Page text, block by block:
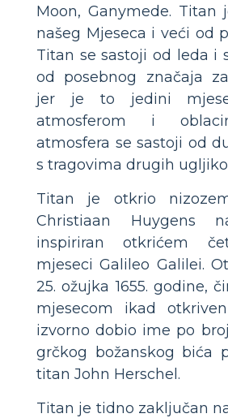
Moon, Ganymede. Titan
našeg Mjeseca i veći od
Titan se sastoji od leda i
od posebnog značaja
jer je to jedini
atmosferom i
atmosfera se sastoji od
s tragovima drugih
Titan je otkrio
Christiaan Huygens
inspiriran otkrićem
mjeseci Galileo Galilei.
25. ožujka 1655. godine,
mjesecom ikad
izvorno dobio ime po
grčkog božanskog bića
titan John Herschel.
Titan je tidno zaključan